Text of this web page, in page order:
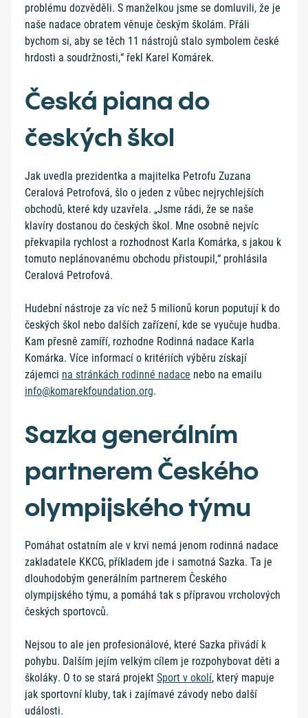
problému dozvěděli. S manželkou jsme se domluvili, že je
naše nadace obratem věnuje českým školám. Přáli
bychom si, aby se těch 11 nástrojů stalo symbolem české
hrdosti a soudržnosti,“ řekl Karel Komárek.
Česká piana do
českých škol
Jak uvedla prezidentka a majitelka Petrofu Zuzana
Ceralová Petrofová, šlo o jeden z vůbec nejrychlejších
obchodů, které kdy uzavřela. „Jsme rádi, že se naše
klavíry dostanou do českých škol. Mne osobně nejvíc
překvapila rychlost a rozhodnost Karla Komárka, s jakou k
tomuto neplánovanému obchodu přistoupil,“ prohlásila
Ceralová Petrofová.
Hudební nástroje za víc než 5 milionů korun poputují k do
českých škol nebo dalších zařízení, kde se vyučuje hudba.
Kam přesně zamíří, rozhodne Rodinná nadace Karla
Komárka. Více informací o kritériích výběru získají
zájemci na stránkách rodinné nadace nebo na emailu
info@komarekfoundation.org.
Sazka generálním
partnerem Českého
olympijského týmu
Pomáhat ostatním ale v krvi nemá jenom rodinná nadace
zakladatele KKCG, příkladem jde i samotná Sazka. Ta je
dlouhodobým generálním partnerem Českého
olympijského týmu, a pomáhá tak s přípravou vrcholových
českých sportovců.
Nejsou to ale jen profesionálové, které Sazka přivádí k
pohybu. Dalším jejím velkým cílem je rozpohybovat děti a
školáky. O to se stará projekt Sport v okolí, který mapuje
jak sportovní kluby, tak i zajímavé závody nebo další
události.